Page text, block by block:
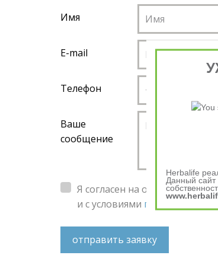
Имя
E-mail
Телефон
Ваше
сообщение
Я согласен на обработку
и с условиями
отправить заявку
Herbalife
Данный